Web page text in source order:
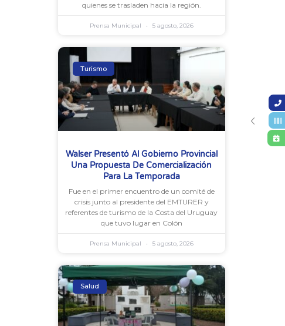
quienes se trasladen hacia la región.
Prensa Municipal 5 agosto, 2026
Turismo
Walser Presentó Al Gobierno Provincial
Una Propuesta De Comercialización
Para La Temporada
Fue en el primer encuentro de un comité de
crisis junto al presidente del EMTURER y
referentes de turismo de la Costa del Uruguay
que tuvo lugar en Colón
Prensa Municipal 5 agosto, 2026
Salud